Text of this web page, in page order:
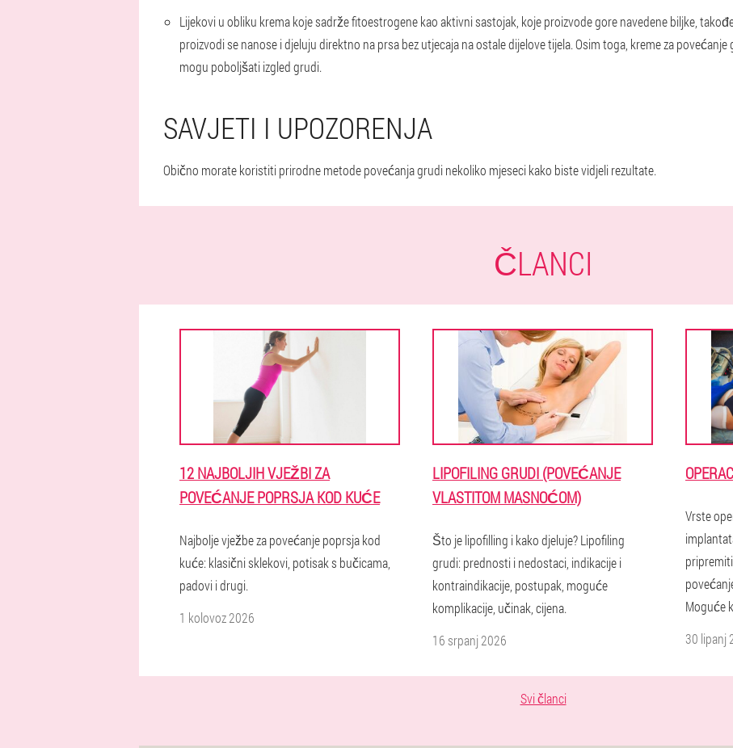
Lijekovi u obliku krema koje sadrže fitoestrogene kao aktivni sastojak, koje proizvode gore navedene biljke,
proizvodi se nanose i djeluju direktno na prsa bez utjecaja na ostale dijelove tijela. Osim toga, kreme za
mogu poboljšati izgled grudi.
SAVJETI I UPOZORENJA
Obično morate koristiti prirodne metode povećanja grudi nekoliko mjeseci kako biste vidjeli rezultate.
ČLANCI
12 NAJBOLJIH VJEŽBI ZA
POVEĆANJE POPRSJA KOD KUĆE
Najbolje vježbe za povećanje poprsja kod
kuće: klasični sklekovi, potisak s bučicama,
padovi i drugi.
1 kolovoz 2026
LIPOFILING GRUDI (POVEĆANJE
VLASTITOM MASNOĆOM)
Što je lipofilling i kako djeluje? Lipofiling
grudi: prednosti i nedostaci, indikacije i
kontraindikacije, postupak, moguće
komplikacije, učinak, cijena.
16 srpanj 2026
Vrste
Moguće
30 lipanj
Svi članci